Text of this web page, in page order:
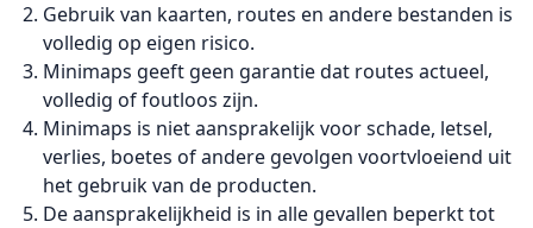
Gebruik van kaarten, routes en andere bestanden is
volledig op eigen risico.
Minimaps geeft geen garantie dat routes actueel,
volledig of foutloos zijn.
Minimaps is niet aansprakelijk voor schade, letsel,
verlies, boetes of andere gevolgen voortvloeiend uit
het gebruik van de producten.
De aansprakelijkheid is in alle gevallen beperkt tot